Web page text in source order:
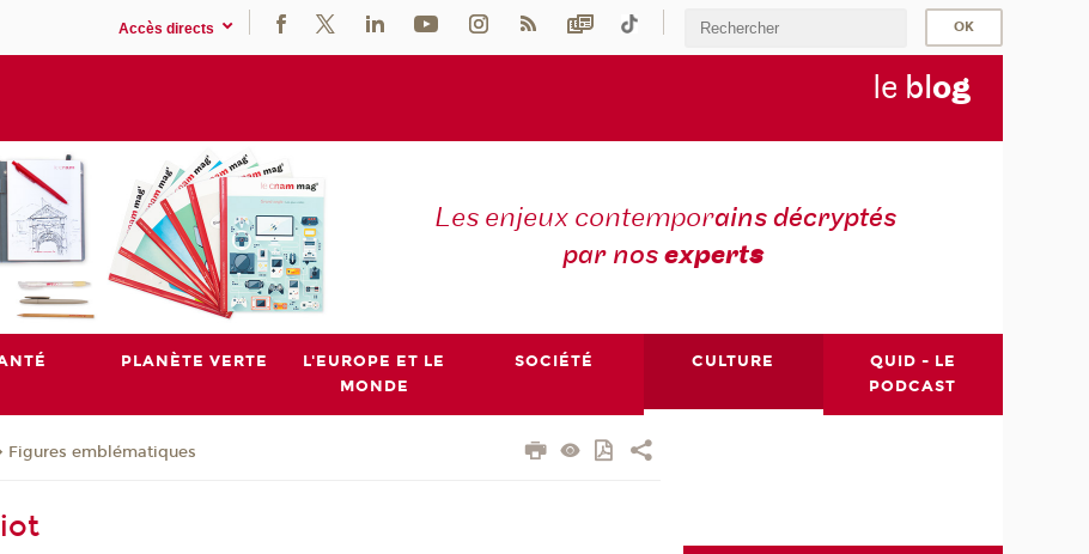
Accès directs
le blog
Les enjeux contemporains décryptés
par nosexperts
PLANÈTE VERTE
L'EUROPE ET LE
MONDE
SOCIÉTÉ CULTURE
QUID - LE
PODCAST
Figures emblématiques